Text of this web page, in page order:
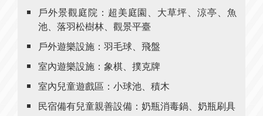
戶外景觀庭院：超美庭園、大草坪、涼亭、魚
池、落羽松樹林、觀景平臺
戶外遊樂設施：羽毛球、飛盤
室內遊樂設施：象棋、撲克牌
室內兒童遊戲區：小球池、積木
民宿備有兒童親善設備：奶瓶消毒鍋、奶瓶刷具